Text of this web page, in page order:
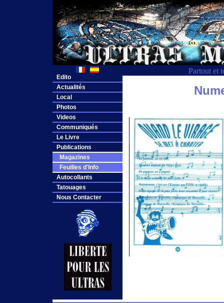
Partout et
Edito
Actualités
Local
Photos
Videos
Communiqués
Le Livre
Publications
Magazines
Feuilles d'Info
Autocollants
Tatouages
Nous Contacter